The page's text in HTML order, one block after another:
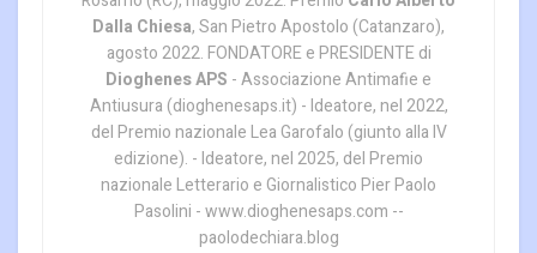
Dalla Chiesa, San Pietro Apostolo (Catanzaro),
agosto 2022. FONDATORE e PRESIDENTE di
Dioghenes APS - Associazione Antimafie e
Antiusura (dioghenesaps.it) - Ideatore, nel 2022,
del Premio nazionale Lea Garofalo (giunto alla IV
edizione). - Ideatore, nel 2025, del Premio
nazionale Letterario e Giornalistico Pier Paolo
Pasolini - www.dioghenesaps.com --
paolodechiara.blog